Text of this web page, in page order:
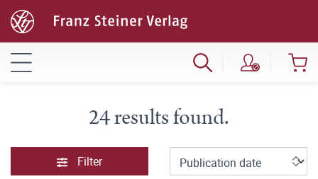
24 results found.
Filter